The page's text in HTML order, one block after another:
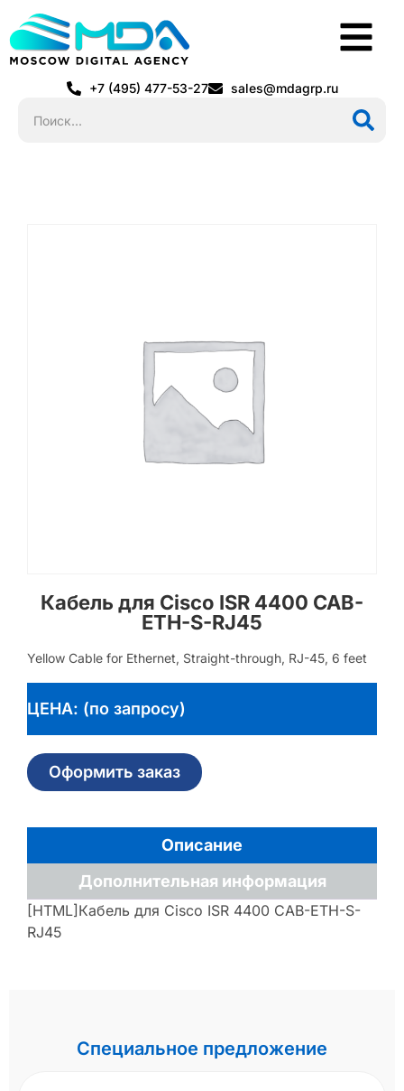
+7 (495) 477-53-27 sales@mdagrp.ru
Кабель для Cisco ISR 4400 CAB-
ETH-S-RJ45
Yellow Cable for Ethernet, Straight-through, RJ-45, 6 feet
ЦЕНА: (по запросу)
Оформить заказ
Описание
Дополнительная информация
[HTML]Кабель для Cisco ISR 4400 CAB-ETH-S-
RJ45
Специальное предложение